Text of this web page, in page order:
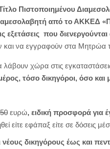
Πιστοποιημένου
από το
εξετάσεις που
και να εγγραφούν στα Μητρώα
λάβουν χώρα στις
τόσο δικηγόροι, όσο και
ευρώ, ειδική προσφορά για
είτε εφάπαξ είτε σε δόσεις
δικηγόρους έως και